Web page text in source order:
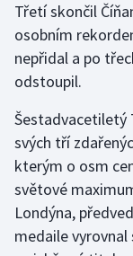
Třetí skončil
osobním
nepřidal a po
odstoupil.
Šestadvacetiletý
svých tří
kterým o osm
světové
Londýna,
medaile